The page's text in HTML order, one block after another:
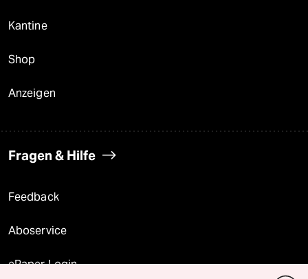
Kantine
Shop
Anzeigen
Fragen & Hilfe
Feedback
Aboservice
ePaper Login